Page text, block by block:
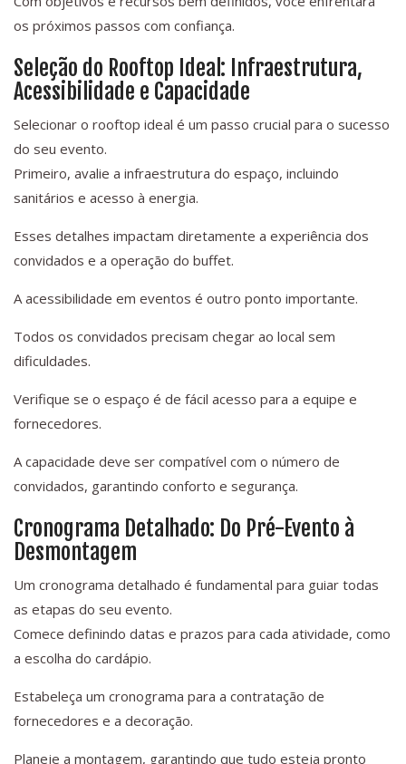
os próximos passos com confiança.
Seleção do Rooftop Ideal: Infraestrutura,
Acessibilidade e Capacidade
Selecionar o rooftop ideal é um passo crucial para o sucesso
do seu evento.
Primeiro, avalie a infraestrutura do espaço, incluindo
sanitários e acesso à energia.
Esses detalhes impactam diretamente a experiência dos
convidados e a operação do buffet.
A acessibilidade em eventos é outro ponto importante.
Todos os convidados precisam chegar ao local sem
dificuldades.
Verifique se o espaço é de fácil acesso para a equipe e
fornecedores.
A capacidade deve ser compatível com o número de
convidados, garantindo conforto e segurança.
Cronograma Detalhado: Do Pré-Evento à
Desmontagem
Um cronograma detalhado é fundamental para guiar todas
as etapas do seu evento.
Comece definindo datas e prazos para cada atividade, como
a escolha do cardápio.
Estabeleça um cronograma para a contratação de
fornecedores e a decoração.
Planeje a montagem, garantindo que tudo esteja pronto